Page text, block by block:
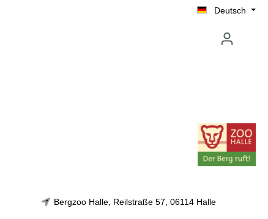
Deutsch
Bergzoo Halle, Reilstraße 57, 06114 Halle